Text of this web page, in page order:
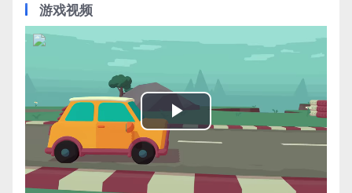
游戏视频
Play
Video